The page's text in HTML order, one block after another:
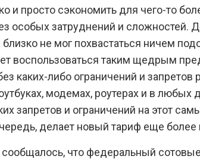
и просто сэкономить для чего-то
особых затруднений и сложностей.
не мог похвастаться ничем
воспользоваться таким щедрым
каких-либо ограничений и запретов
модемах, роутерах и в любых
запретов и ограничений на этот
делает новый тариф еще
сообщалось, что федеральный